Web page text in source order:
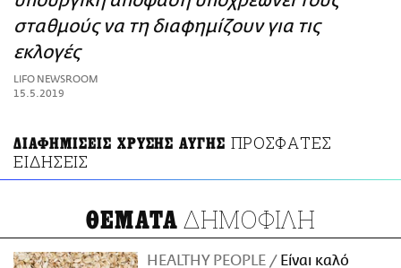
ΑΜΠΑ
PRINT
σταθμούς να τη διαφημίζουν για τις
εκλογές
LIFO NEWSROOM
15.5.2019
ΔΙΑΦΗΜΙΣΕΙΣ ΧΡΥΣΗΣ ΑΥΓΗΣ ΠΡΟΣΦΑΤΕΣ
ΕΙΔΗΣΕΙΣ
ΘΕΜΑΤΑ ΔΗΜΟΦΙΛΗ
HEALTHY PEOPLE
Είναι καλό